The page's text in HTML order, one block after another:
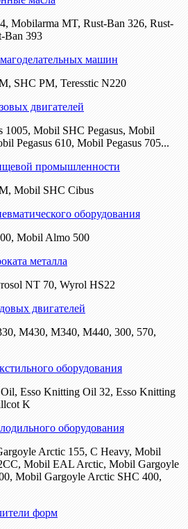
Mobilarma MT, Rust-Ban 326, Rust-
Ban 393
машин
SHC PM, Teresstic N220
двигателей
1005, Mobil SHC Pegasus, Mobil
Pegasus 610, Mobil Pegasus 705...
промышленности
Mobil SHC Cibus
оборудования
Mobil Almo 500
металла
NT 70, Wyrol HS22
двигателей
M430, M340, M440, 300, 570,
оборудования
Esso Knitting Oil 32, Esso Knitting
K
оборудования
Arctic 155, С Heavy, Mobil
Mobil EAL Arctic, Mobil Gargoyle
Mobil Gargoyle Arctic SHC 400,
форм